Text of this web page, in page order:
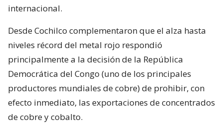
internacional.
Desde Cochilco complementaron que el alza hasta
niveles récord del metal rojo respondió
principalmente a la decisión de la República
Democrática del Congo (uno de los principales
productores mundiales de cobre) de prohibir, con
efecto inmediato, las exportaciones de concentrados
de cobre y cobalto.